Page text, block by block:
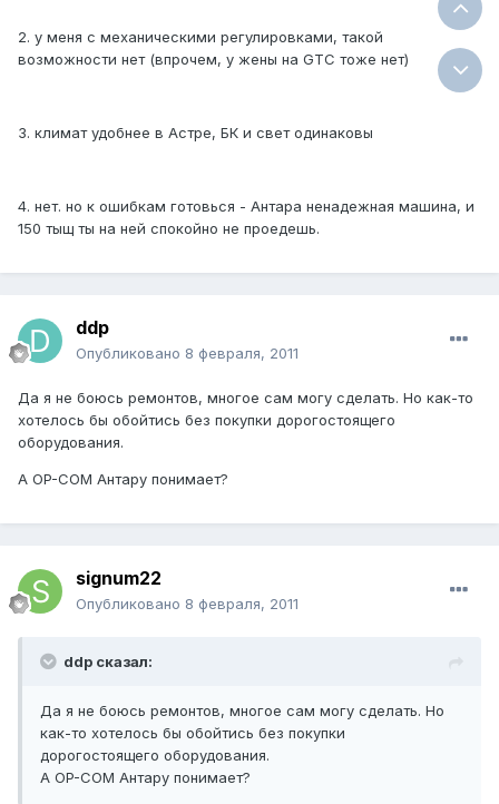
2. у меня с механическими регулировками, такой
возможности нет (впрочем, у жены на GTC тоже нет)
3. климат удобнее в Астре, БК и свет одинаковы
4. нет. но к ошибкам готовься - Антара ненадежная машина, и
150 тыщ ты на ней спокойно не проедешь.
ddp
Опубликовано 8 февраля, 2011
Да я не боюсь ремонтов, многое сам могу сделать. Но как-то
хотелось бы обойтись без покупки дорогостоящего
оборудования.
А OP-COM Антару понимает?
signum22
Опубликовано 8 февраля, 2011
ddp сказал:
Да я не боюсь ремонтов, многое сам могу сделать. Но
как-то хотелось бы обойтись без покупки
дорогостоящего оборудования.
А OP-COM Антару понимает?